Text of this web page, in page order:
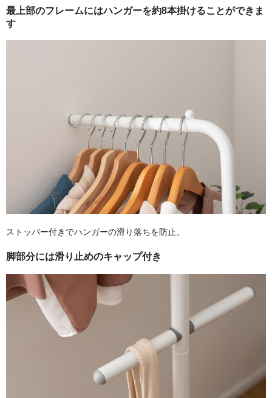
帽子学校
個人情報保護方針
最上部のフレームにはハンガーを約8本掛けることができま
す
ストッパー付きでハンガーの滑り落ちを防止。
脚部分には滑り止めのキャップ付き